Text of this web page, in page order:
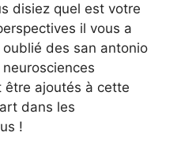
disiez quel est votre
il vous a
des san antonio
être ajoutés à cette
dans les
!